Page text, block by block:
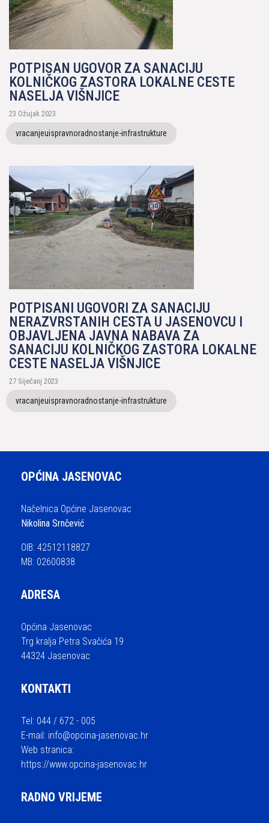
POTPISAN UGOVOR ZA SANACIJU
KOLNIČKOG ZASTORA LOKALNE CESTE
NASELJA VIŠNJICE
23 Ožujak 2023
vracanjeuispravnoradnostanje-infrastrukture
POTPISANI UGOVORI ZA SANACIJU
NERAZVRSTANIH CESTA U JASENOVCU I
OBJAVLJENA JAVNA NABAVA ZA
SANACIJU KOLNIČKOG ZASTORA LOKALNE
CESTE NASELJA VIŠNJICE
27 Siječanj 2023
vracanjeuispravnoradnostanje-infrastrukture
OPĆINA JASENOVAC
Načelnica Općine Jasenovac
Nikolina Srnčević
OIB: 42512118827
MB: 02600838
ADRESA
Općina Jasenovac
Trg kralja Petra Svačića 19
44324 Jasenovac
KONTAKTI
Tel: 044 / 672 - 005
E-mail: info@opcina-jasenovac.hr
Web stranica:
https://www.opcina-jasenovac.hr
RADNO VRIJEME